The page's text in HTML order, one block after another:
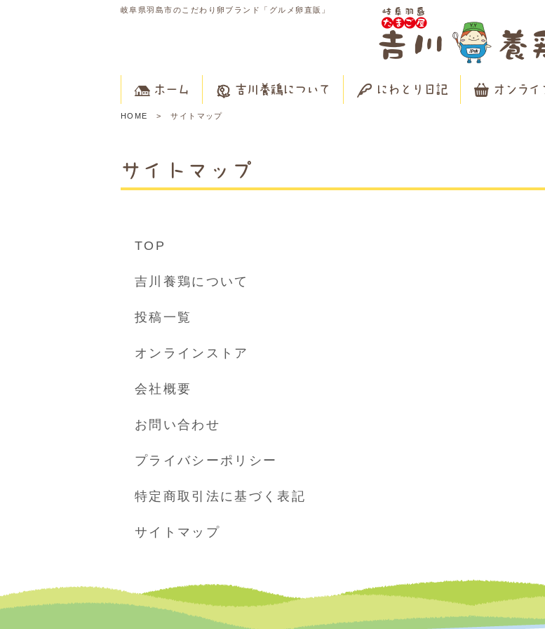
岐阜県羽島市のこだわり卵ブランド「グルメ卵直販」
ホーム 吉川養鶏について にわとり日記 オンライ
HOME サイトマップ
サイトマップ
TOP
吉川養鶏について
投稿一覧
オンラインストア
会社概要
お問い合わせ
プライバシーポリシー
特定商取引法に基づく表記
サイトマップ